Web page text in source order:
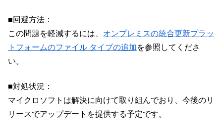
■回避方法：
この問題を軽減するには、 オンプレミスの統合更新プラッ
トフォームのファイル タイプの追加を参照してくださ
い。
■対処状況：
マイクロソフトは解決に向けて取り組んでおり、今後のリ
リースでアップデートを提供する予定です。